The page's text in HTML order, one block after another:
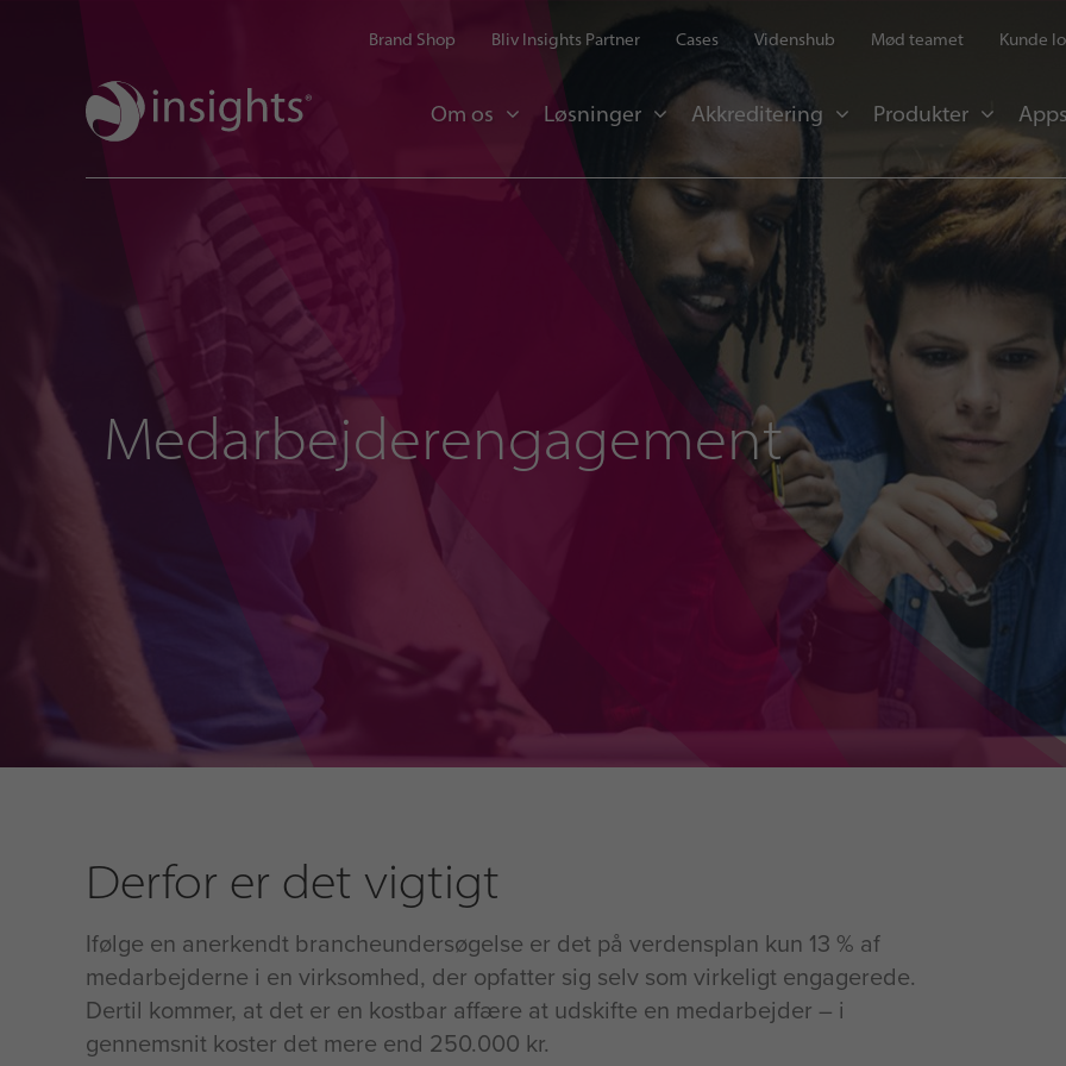
Brand Shop Bliv Insights Partner Cases Videnshub Mød teamet Kunde
Om os Løsninger Akkreditering Produkter
Medarbejderengagement
Derfor er det vigtigt
Ifølge en anerkendt brancheundersøgelse er det på verdensplan kun 13 % af
medarbejderne i en virksomhed, der opfatter sig selv som virkeligt engagerede.
Dertil kommer, at det er en kostbar affære at udskifte en medarbejder – i
gennemsnit koster det mere end 250.000 kr.